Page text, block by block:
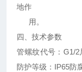
地作
用。
四、技术参数
管螺纹代号：G1/
防护等级：IP65防